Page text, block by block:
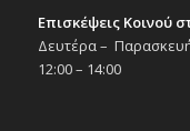
Επισκέψεις Κοινού
Δευτέρα –
12:00 – 14:00